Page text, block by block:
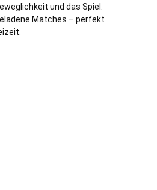
und das Spiel.
Matches – perfekt